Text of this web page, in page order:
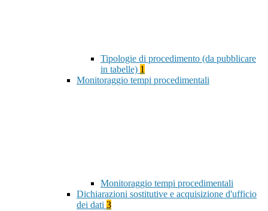
Tipologie di procedimento (da pubblicare
in tabelle) 1
Monitoraggio tempi procedimentali
Monitoraggio tempi procedimentali
Dichiarazioni sostitutive e acquisizione d'ufficio
dei dati 3